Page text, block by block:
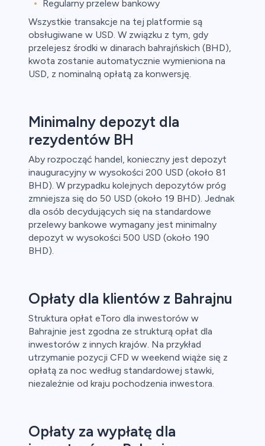
Regularny przelew bankowy
Wszystkie transakcje na tej platformie są
obsługiwane w USD. W związku z tym, gdy
przelejesz środki w dinarach bahrajńskich (BHD),
kwota zostanie automatycznie wymieniona na
USD, z nominalną opłatą za konwersję.
Minimalny depozyt dla
rezydentów BH
Aby rozpocząć handel, konieczny jest depozyt
inauguracyjny w wysokości 200 USD (około 81
BHD). W przypadku kolejnych depozytów próg
zmniejsza się do 50 USD (około 19 BHD). Jednak
dla osób decydujących się na standardowe
przelewy bankowe wymagany jest minimalny
depozyt w wysokości 500 USD (około 190
BHD).
Opłaty dla klientów z Bahrajnu
Struktura opłat eToro dla inwestorów w
Bahrajnie jest zgodna ze strukturą opłat dla
inwestorów z innych krajów. Na przykład
utrzymanie pozycji CFD w weekend wiąże się z
opłatą za noc według standardowej stawki,
niezależnie od kraju pochodzenia inwestora.
Opłaty za wypłatę dla